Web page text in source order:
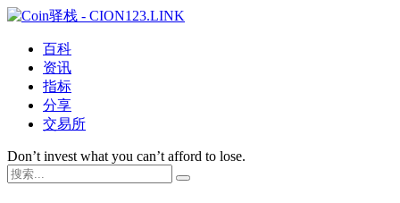
百科
资讯
指标
分享
交易所
Don’t invest what you can’t afford to lose.